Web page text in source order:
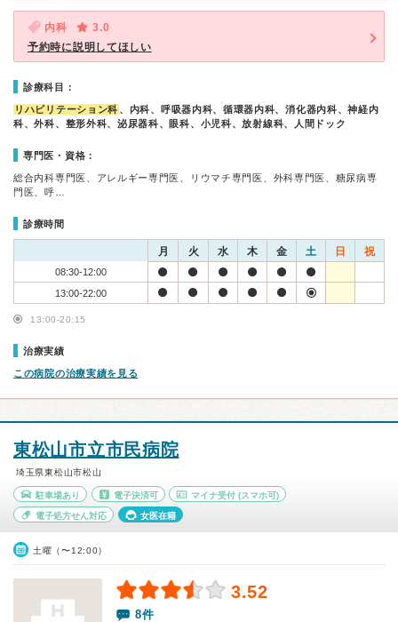
内科
3.0
予約時に説明してほしい
診療科目：
リハビリテーション科 、内科、呼吸器内科、循環器内科、消化器内科、神経内
科、外科、整形外科、泌尿器科、眼科、小児科、放射線科、人間ドック
専門医・資格：
総合内科専門医、アレルギー専門医、リウマチ専門医、外科専門医、糖尿病専
門医、呼…
診療時間
月 火 水 木 金 土 日 祝
08:30-12:00
13:00-22:00
13:00-20:15
治療実績
この病院の治療実績を見る
東松山市立市民病院
埼玉県東松山市松山
駐車場あり 電子決済可 マイナ受付 (スマホ可)
電子処方せん対応 女医在籍
土曜（〜12:00）
3.52
8件